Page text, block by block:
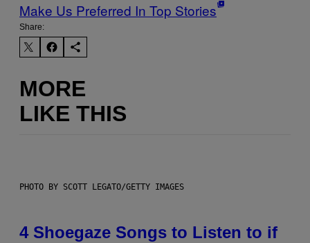
Make Us Preferred In Top Stories
Share:
MORE
LIKE THIS
PHOTO BY SCOTT LEGATO/GETTY IMAGES
4 Shoegaze Songs to Listen to if